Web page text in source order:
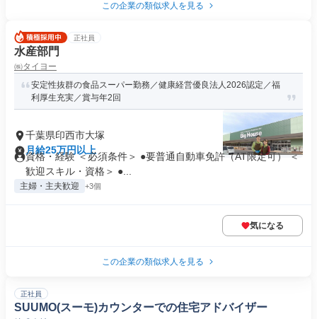
この企業の類似求人を見る
正社員
水産部門
㈱タイヨー
安定性抜群の食品スーパー勤務／健康経営優良法人2026認定／福
利厚生充実／賞与年2回
千葉県印西市大塚
月給25万円以上
資格・経験 ＜必須条件＞ ●要普通自動車免許（AT限定可） ＜
歓迎スキル・資格＞ ●...
主婦・主夫歓迎 +3個
気になる
この企業の類似求人を見る
正社員
SUUMO(スーモ)カウンターでの住宅アドバイザー